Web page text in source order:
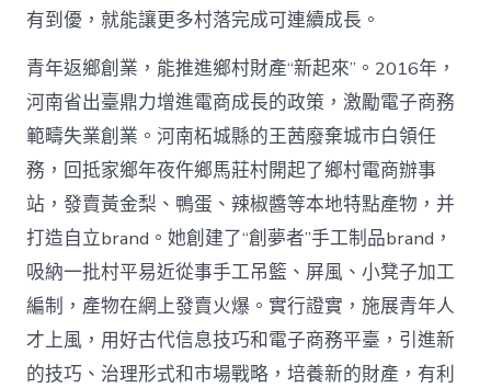
有到優，就能讓更多村落完成可連續成長。
青年返鄉創業，能推進鄉村財產“新起來”。2016年，
河南省出臺鼎力增進電商成長的政策，激勵電子商務
範疇失業創業。河南柘城縣的王茜廢棄城市白領任
務，回抵家鄉年夜仵鄉馬莊村開起了鄉村電商辦事
站，發賣黃金梨、鴨蛋、辣椒醬等本地特點產物，并
打造自立brand。她創建了“創夢者”手工制品brand，
吸納一批村平易近從事手工吊籃、屏風、小凳子加工
編制，產物在網上發賣火爆。實行證實，施展青年人
才上風，用好古代信息技巧和電子商務平臺，引進新
的技巧、治理形式和市場戰略，培養新的財產，有利